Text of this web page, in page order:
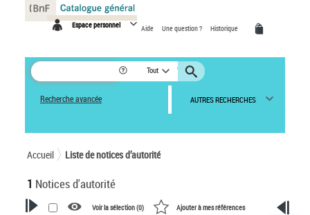
Espace personnel Aide Une question ? Historique
Tout
Recherche avancée AUTRES RECHERCHES
Accueil Liste de notices d’autorité
1 Notices d'autorité
Voir la sélection (0) Ajouter à mes références
Panneau de gestion des cookies